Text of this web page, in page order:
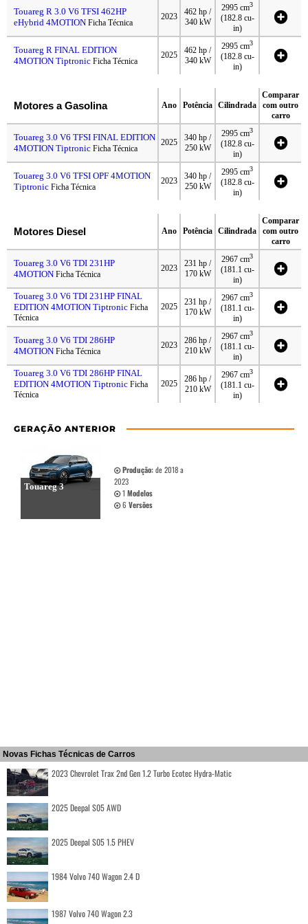
Touareg R 3.0 V6 TFSI 462HP
eHybrid 4MOTION Ficha Técnica
2023
462 hp /
340 kW
2995 cm3
(182.8 cu-
in)
Touareg R FINAL EDITION
4MOTION Tiptronic Ficha Técnica
2025
462 hp /
340 kW
2995 cm3
(182.8 cu-
in)
Motores a Gasolina Ano Potência Cilindrada
Comparar
com outro
carro
Touareg 3.0 V6 TFSI FINAL EDITION
4MOTION Tiptronic Ficha Técnica
2025
340 hp /
250 kW
2995 cm3
(182.8 cu-
in)
Touareg 3.0 V6 TFSI OPF 4MOTION
Tiptronic Ficha Técnica
2023
340 hp /
250 kW
2995 cm3
(182.8 cu-
in)
Motores Diesel Ano Potência Cilindrada
Comparar
com outro
carro
Touareg 3.0 V6 TDI 231HP
4MOTION Ficha Técnica
2023
231 hp /
170 kW
2967 cm3
(181.1 cu-
in)
Touareg 3.0 V6 TDI 231HP FINAL
EDITION 4MOTION Tiptronic Ficha
Técnica
2025
231 hp /
170 kW
2967 cm3
(181.1 cu-
in)
Touareg 3.0 V6 TDI 286HP
4MOTION Ficha Técnica
2023
286 hp /
210 kW
2967 cm3
(181.1 cu-
in)
Touareg 3.0 V6 TDI 286HP FINAL
EDITION 4MOTION Tiptronic Ficha
Técnica
2025
286 hp /
210 kW
2967 cm3
(181.1 cu-
in)
GERAÇÃO ANTERIOR
Touareg 3
Produção:de 2018 a
2023
1 Modelos
6 Versões
Novas Fichas Técnicas de Carros
2023 Chevrolet Trax 2nd Gen 1.2 Turbo Ecotec Hydra-Matic
2025 Deepal S05 AWD
2025 Deepal S05 1.5 PHEV
1984 Volvo 740 Wagon 2.4 D
1987 Volvo 740 Wagon 2.3